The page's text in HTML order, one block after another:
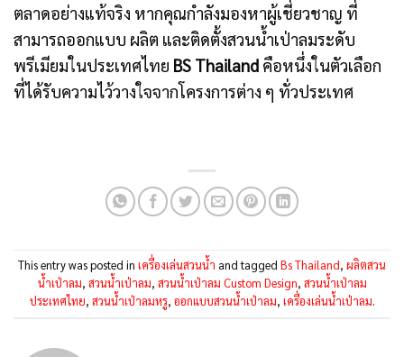
ตลาดอย่างแท้จริง หากคุณกำลังมองหาผู้เชี่ยวชาญ ที่
สามารถออกแบบ ผลิต และติดตั้งสวนน้ำเป่าลมระดับ
พรีเมียมในประเทศไทย BS Thailand คือหนึ่งในตัวเลือก
ที่ได้รับความไว้วางใจจากโครงการต่าง ๆ ทั่วประเทศ
This entry was posted in เครื่องเล่นสวนน้ำ and tagged Bs Thailand, ผลิตสวน
น้ำเป่าลม, สวนน้ำเป่าลม, สวนน้ำเป่าลม Custom Design, สวนน้ำเป่าลม
ประเทศไทย, สวนน้ำเป่าลมหรู, ออกแบบสวนน้ำเป่าลม, เครื่องเล่นน้ำเป่าลม.